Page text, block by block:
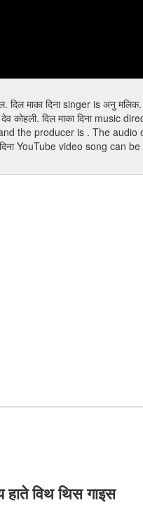
माका दिना singer is अनु मलिक.
कोहली. दिल माका दिना music
and the producer is . The audio
YouTube video song can
विथ थिस गाइस